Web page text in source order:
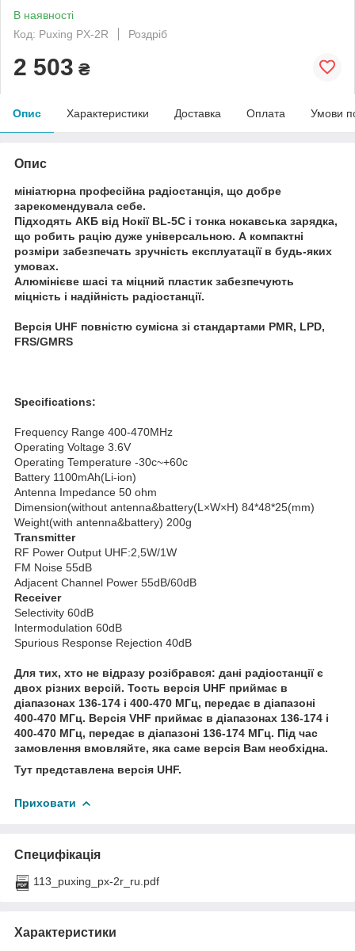
В наявності
Код: Puxing PX-2R
Роздріб
2 503 ₴
Опис Характеристики Доставка Оплата Умови
Опис
мініатюрна професійна радіостанція, що добре
зарекомендувала себе.
Підходять АКБ від Нокії BL-5C і тонка нокавська зарядка,
що робить рацію дуже універсальною. А компактні
розміри забезпечать зручність експлуатації в будь-яких
умовах.
Алюмінієве шасі та міцний пластик забезпечують
міцність і надійність радіостанції.
Версія UHF повністю сумісна зі стандартами PMR, LPD,
FRS/GMRS
Specifications:
Frequency Range 400-470MHz
Operating Voltage 3.6V
Operating Temperature -30c~+60c
Battery 1100mAh(Li-ion)
Antenna Impedance 50 ohm
Dimension(without antenna&battery(L×W×H) 84*48*25(mm)
Weight(with antenna&battery) 200g
Transmitter
RF Power Output UHF:2,5W/1W
FM Noise 55dB
Adjacent Channel Power 55dB/60dB
Receiver
Selectivity 60dB
Intermodulation 60dB
Spurious Response Rejection 40dB
Для тих, хто не відразу розібрався: дані радіостанції є
двох різних версій. Тость версія UHF приймає в
діапазонах 136-174 і 400-470 МГц, передає в діапазоні
400-470 МГц. Версія VHF приймає в діапазонах 136-174 і
400-470 МГц, передає в діапазоні 136-174 МГц. Під час
замовлення вмовляйте, яка саме версія Вам необхідна.
Тут представлена версія UHF.
Приховати
Специфікація
113_puxing_px-2r_ru.pdf
Характеристики